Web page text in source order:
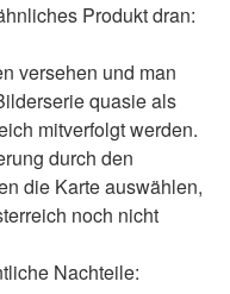
Produkt dran:
versehen und man
quasie als
mitverfolgt werden.
durch den
die Karte auswählen,
noch nicht
Nachteile: